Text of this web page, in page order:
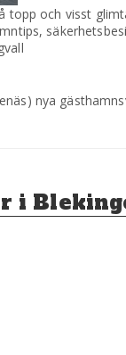
topp och visst
nya
i